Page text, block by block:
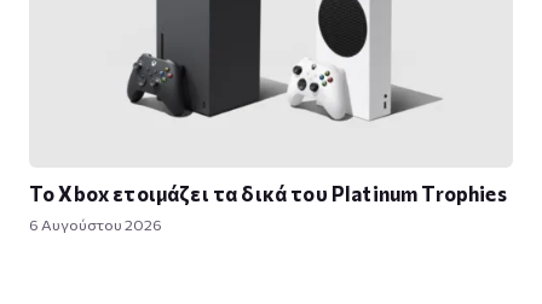
Το Xbox ετοιμάζει τα δικά του Platinum Trophies
6 Αυγούστου 2026